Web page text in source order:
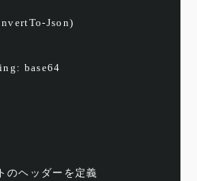
Json)
base64
のヘッダーを定義